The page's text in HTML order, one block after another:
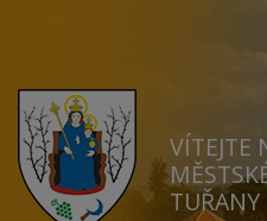
VÍTEJTE
TUŘANY